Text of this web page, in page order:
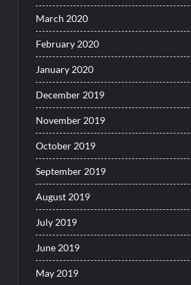
March 2020
February 2020
January 2020
December 2019
November 2019
October 2019
September 2019
August 2019
July 2019
June 2019
May 2019